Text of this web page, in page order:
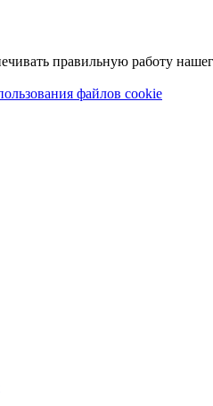
правильную работу
файлов cookie